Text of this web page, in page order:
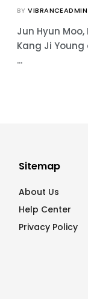
BY VIBRANCEADMIN
Jun Hyun Moo,
Kang Ji
...
Sitemap
About Us
Help Center
Privacy Policy